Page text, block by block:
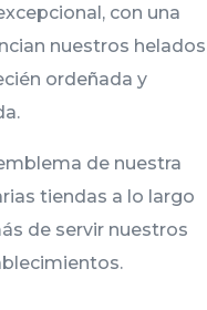
con una
nuestros helados
ordeñada y
de nuestra
tiendas a lo largo
de servir nuestros